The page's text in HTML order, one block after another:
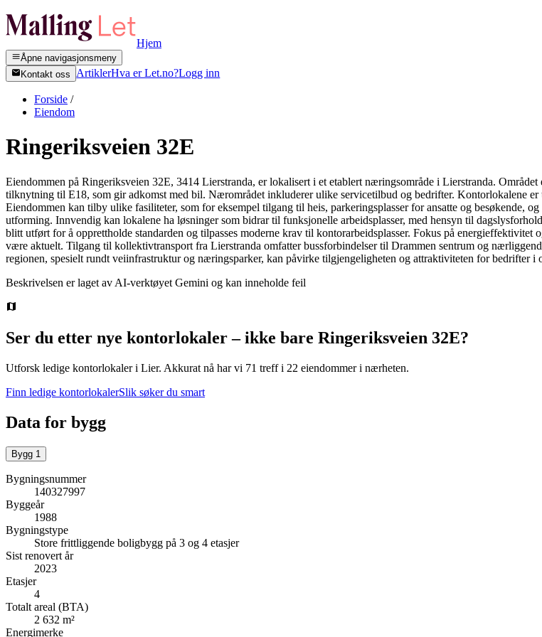
Hjem
Åpne navigasjonsmeny
Kontakt oss
ArtiklerHva er Let.no?Logg inn
Forside /
Eiendom
Ringeriksveien 32E
Eiendommen på Ringeriksveien 32E, 3414 Lierstranda, er lokalisert i et etablert næringsområde i Lierstranda.
tilknytning til E18, som gir adkomst med bil. Nærområdet inkluderer ulike servicetilbud og bedrifter. Kontorlokalene
Eiendommen kan tilby ulike fasiliteter, som for eksempel tilgang til heis, parkeringsplasser for ansatte og besøkende,
utforming. Innvendig kan lokalene ha løsninger som bidrar til funksjonelle arbeidsplasser, med hensyn til
blitt utført for å opprettholde standarden og tilpasses moderne krav til kontorarbeidsplasser. Fokus på
være aktuelt. Tilgang til kollektivtransport fra Lierstranda omfatter bussforbindelser til Drammen sentrum og
regionen, spesielt rundt veiinfrastruktur og næringsparker, kan påvirke tilgjengeligheten og attraktiviteten for bedrifter i
Beskrivelsen er laget av AI-verktøyet Gemini og kan inneholde feil
Ser du etter nye kontorlokaler – ikke bare Ringeriksveien 32E?
Utforsk ledige kontorlokaler i Lier. Akkurat nå har vi 71 treff i 22 eiendommer i nærheten.
Finn ledige kontorlokalerSlik søker du smart
Data for bygg
Bygg 1
Bygningsnummer
140327997
Byggeår
1988
Bygningstype
Store frittliggende boligbygg på 3 og 4 etasjer
Sist renovert år
2023
Etasjer
4
Totalt areal (BTA)
2 632 m²
Energimerke